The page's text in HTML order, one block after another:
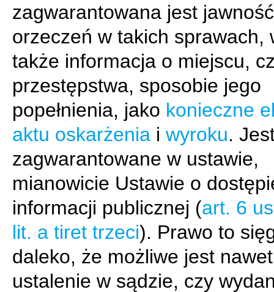
zagwarantowana jest jawność
orzeczeń w takich sprawach,
także informacja o miejscu,
przestępstwa, sposobie jego
popełnienia, jako konieczne
aktu oskarżenia i wyroku.
zagwarantowane w ustawie,
mianowicie Ustawie o
informacji publicznej (art. 6
lit. a tiret trzeci). Prawo to
daleko, że możliwe jest nawet
ustalenie w sądzie, czy